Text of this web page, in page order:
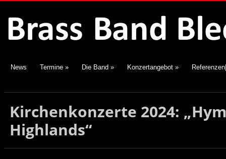
News Termine » Die Band » Konzertangebot »
Kirchenkonzerte 2024:
Highlands“